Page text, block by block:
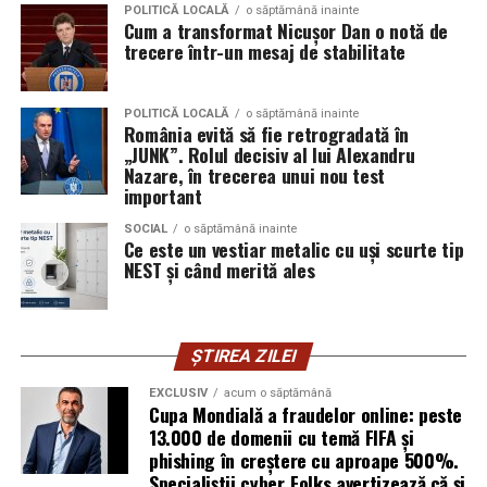
Pană pe Centura Est
Transport în siguranță la cea
mai apropiată vulcanizare
Prețuri Pantelimon
Serviciu Preț (RON)
SUV / Minivan
220 Lei
Motocicletă / ATV
de la130 Lei
Utilitară (până la 3,5 t)
Tarif de noapte (22:00 –
+20% la tariful de bază
Intervenție urgentă
(Pantelimon / DN3)
GRATUIT
Important: Prețul este fixat la momentul comenzii șinu
Exerciții practice aplicate:Cursanții lucrează
direct cu echipamente moderne și tablete
electronice pentru simularea sarcinilor de lucru.
Conștientizarea amprentei de mediu:Tinerii
învață cum să reducă consumul nejustificat de
energie și materiale la bancul de lucru sau în birou.
Flexibilitate și adaptabilitate:
tehnologiei, participanții devin mult mai flexibili și
se pot adapta rapid la cerințele schimburilor
tehnologice din companii.
4. Sprijinul continuu pe
parcursul procesului de învățare
Pentru ca tinerii din comunități izolate sau din medii
defavorizate să poată urma aceste cursuri fără grija
POLITICĂ LOCALĂ o săptămână inainte
Cum a transformat Nicușor Dan o notă de
trecere într-un mesaj de stabilitate
POLITICĂ LOCALĂ o săptămână inainte
România evită să fie retrogradată în
„JUNK”. Rolul decisiv al lui Alexandru
Nazare, în trecerea unui nou test
important
SOCIAL o săptămână inainte
Ce este un vestiar metalic cu uși scurte tip
NEST și când merită ales
ȘTIREA ZILEI
EXCLUSIV acum o săptămână
Cupa Mondială a fraudelor online: peste
13.000 de domenii cu temă FIFA și
phishing în creștere cu aproape 500%.